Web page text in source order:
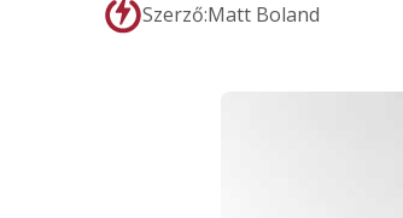
Szerző:Matt Boland